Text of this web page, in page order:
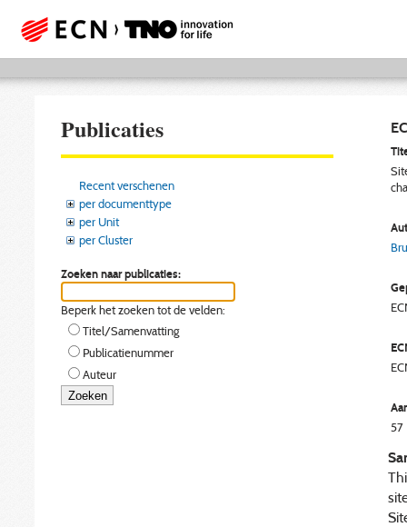
Publicaties
Recent verschenen
per documenttype
per Unit
per Cluster
Zoeken naar publicaties:
Beperk het zoeken tot de velden:
Titel/Samenvatting
Publicatienummer
Auteur
57